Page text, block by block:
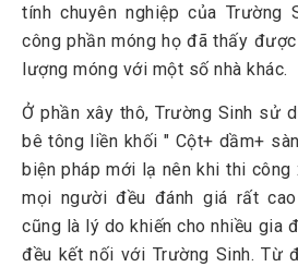
tính chuyên nghiệp của Trường
công phần móng họ đã thấy
lượng móng với một số nhà khác.
Ở phần xây thô, Trường Sinh sử
bê tông liền khối " Cột+ dầm+
biện pháp mới lạ nên khi thi
mọi người đều đánh giá rất
cũng là lý do khiến cho nhiều gia
đều kết nối với Trường Sinh. Từ